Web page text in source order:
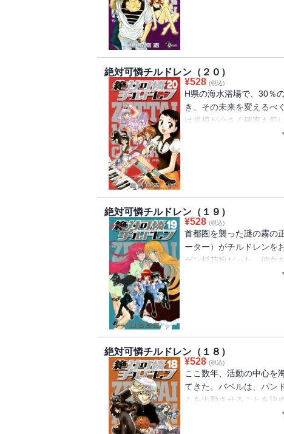
絶対可憐チルドレン（２０）
¥528 (税込)
H県の海水浴場で、30％
き、その未来を変えるべ
は規模が小さく確率も低
の海上までは演習ついで
絶対可憐チルドレン（１９）
¥528 (税込)
首都圏を襲った謎の霧の
ーター）がチルドレンを
ゲン杉花粉だった。彼女
受け、薫が顔から大量に
絶対可憐チルドレン（１８）
¥528 (税込)
ここ数年、活動の中心を
てきた。バベルは、パン
ムを出動させることを決
だが、チルドレンがまだ